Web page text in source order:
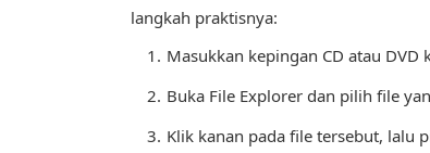
langkah praktisnya:
Masukkan kepingan CD atau
Buka File Explorer dan pilih file
Klik kanan pada file tersebut, lalu